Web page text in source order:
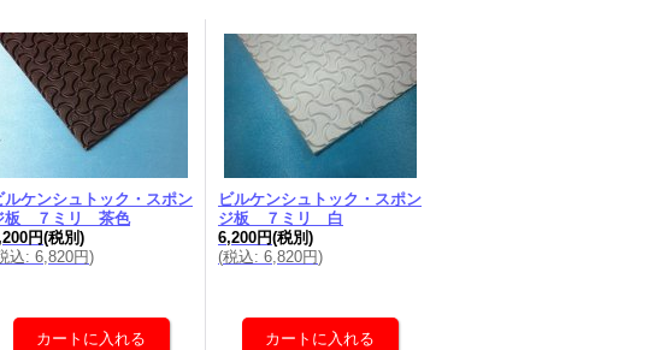
ルケンシュトック・スポン
板 ７ミリ 茶色
円(税別)
込: 6,820円)
ビルケンシュトック・スポン
ジ板 ７ミリ 白
6,200円(税別)
(税込: 6,820円)